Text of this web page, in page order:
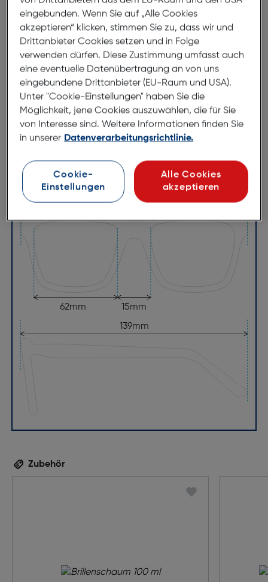
noch einen besonderen Vorteil: Jedes Modell wird
mit schickem RED CARPET Original-Etui geliefert.
Abmessungen
Brillenbreite:143mm
Steg:
15mm
Glasbreite:62mm
(individuell ausrichtbar)
143mm
15mm
62mm
139mm
Zubehör
eingebunden. Wenn Sie auf „Alle Cookies
akzeptieren“ klicken, stimmen Sie zu, dass wir und
Drittanbieter Cookies setzen und in Folge
verwenden dürfen. Diese Zustimmung umfasst auch
eine eventuelle Datenübertragung an von uns
eingebundene Drittanbieter (EU-Raum und USA).
Unter "Cookie-Einstellungen" haben Sie die
Möglichkeit, jene Cookies auszuwählen, die für Sie
von Interesse sind. Weitere Informationen finden Sie
in unserer Datenverarbeitungsrichtlinie.
Cookie-
Einstellungen
Alle Cookies
akzeptieren